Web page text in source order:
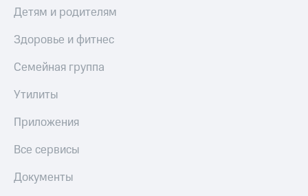
Детям и родителям
Здоровье и фитнес
Семейная группа
Утилиты
Приложения
Все сервисы
Документы